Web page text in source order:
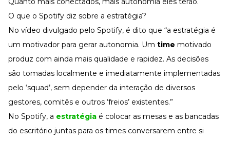
O que o Spotify diz sobre a estratégia?
No vídeo divulgado pelo Spotify, é dito que “a estratégia é
um motivador para gerar autonomia. Um time motivado
produz com ainda mais qualidade e rapidez. As decisões
são tomadas localmente e imediatamente implementadas
pelo ‘squad’, sem depender da interação de diversos
gestores, comitês e outros ‘freios’ existentes.”
No Spotify, a estratégia é colocar as mesas e as bancadas
do escritório juntas para os times conversarem entre si